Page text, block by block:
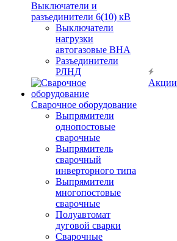
Выключатели и
разъединители 6(10) кВ
Выключатели
нагрузки
автогазовые ВНА
Разъединители
РЛНД
Сварочное оборудование
Выпрямители
однопостовые
сварочные
Выпрямитель
сварочный
инверторного типа
Выпрямители
многопостовые
сварочные
Полуавтомат
дуговой сварки
Сварочные
Акции